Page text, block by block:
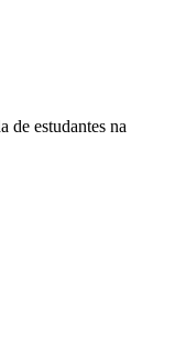
de estudantes na